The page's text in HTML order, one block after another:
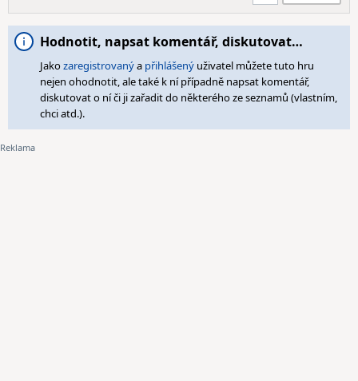
Hodnotit, napsat komentář, diskutovat…
Jakozaregistrovanýa přihlášený uživatel můžete tuto hru
nejen ohodnotit, ale také k ní případně napsat komentář,
diskutovat o ní či ji zařadit do některého ze seznamů (vlastním,
chci atd.).